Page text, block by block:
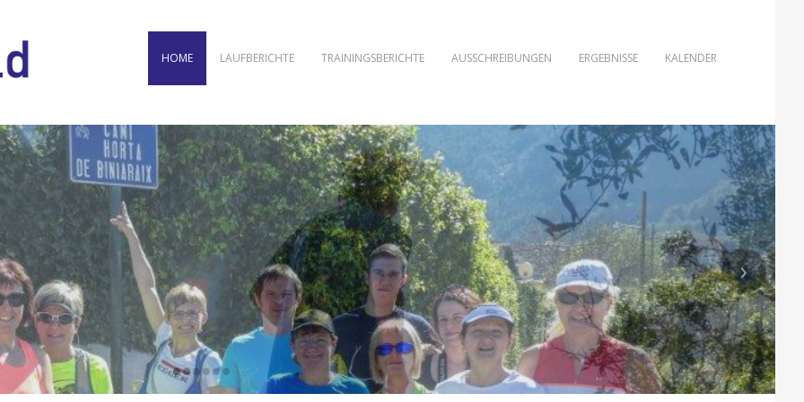
HOME LAUFBERICHTE TRAININGSBERICHTE AUSSCHREIBUNGEN ERGEBNISSE KALENDER
›